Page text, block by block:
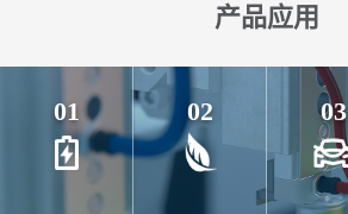
产品应用
01 02 03